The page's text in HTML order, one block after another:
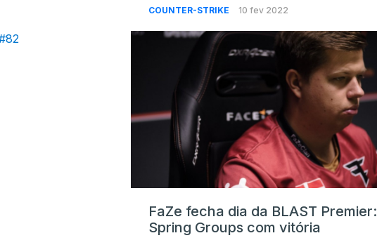
COUNTER-STRIKE 10 fev 2022
FaZe fecha dia da BLAST Premier:
Spring Groups com vitória